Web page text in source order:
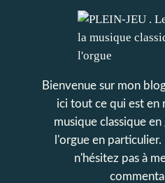
Bienvenue sur mon
ici tout ce qui est en
musique classique
l'orgue en
n'hésitez pas à